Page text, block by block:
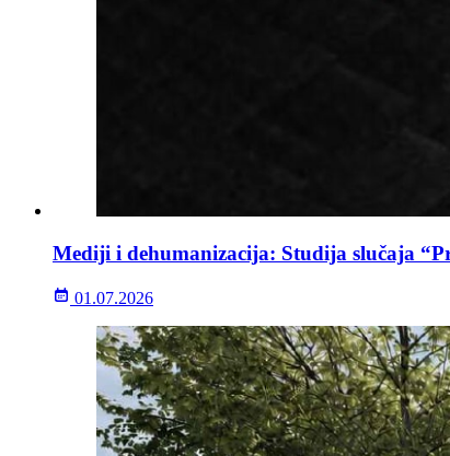
Mediji i dehumanizacija: Studija slučaja
01.07.2026